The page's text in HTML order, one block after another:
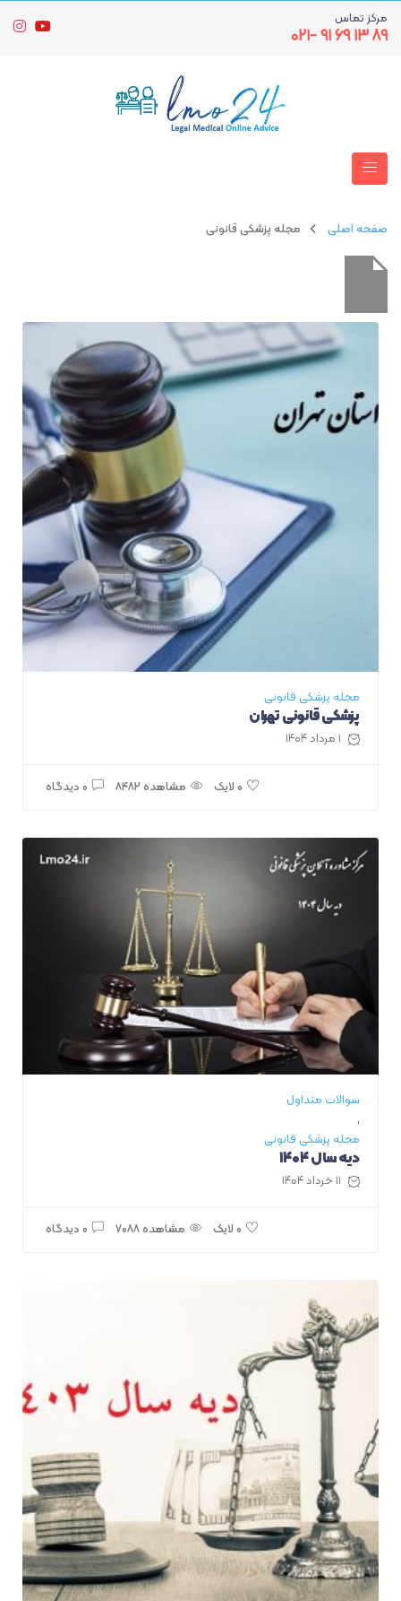
مرکز تماس
۸۹ ۱۳ ۶۹ ۹۱ -۰۲۱
صفحه اصلی مجله پزشکی قانونی
مجله پزشکی قانونی
پزشکی قانونی تهران
مشاهده ۸۴۸۲ ۰ دیدگاه
سوالات متداول
,
مجله پزشکی قانونی
دیه سال ۱۴۰۴
مشاهده ۷۰۸۸ ۰ دیدگاه